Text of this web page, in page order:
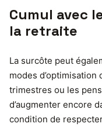
Cumul avec
la retraite
La surcôte peut
modes
trimestres ou les
d’augmenter encore
condition de